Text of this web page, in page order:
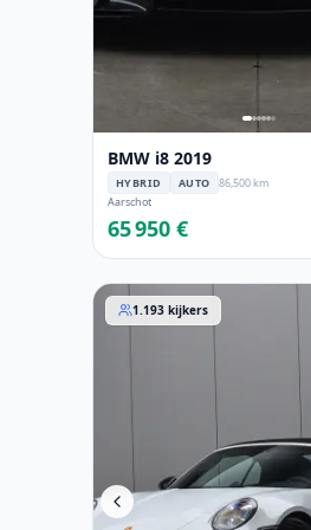
BMW i8 2019
HYBRID AUTO
86,500 km
Aarschot
65 950 €
Porsche 911 2023
1.193 kijkers